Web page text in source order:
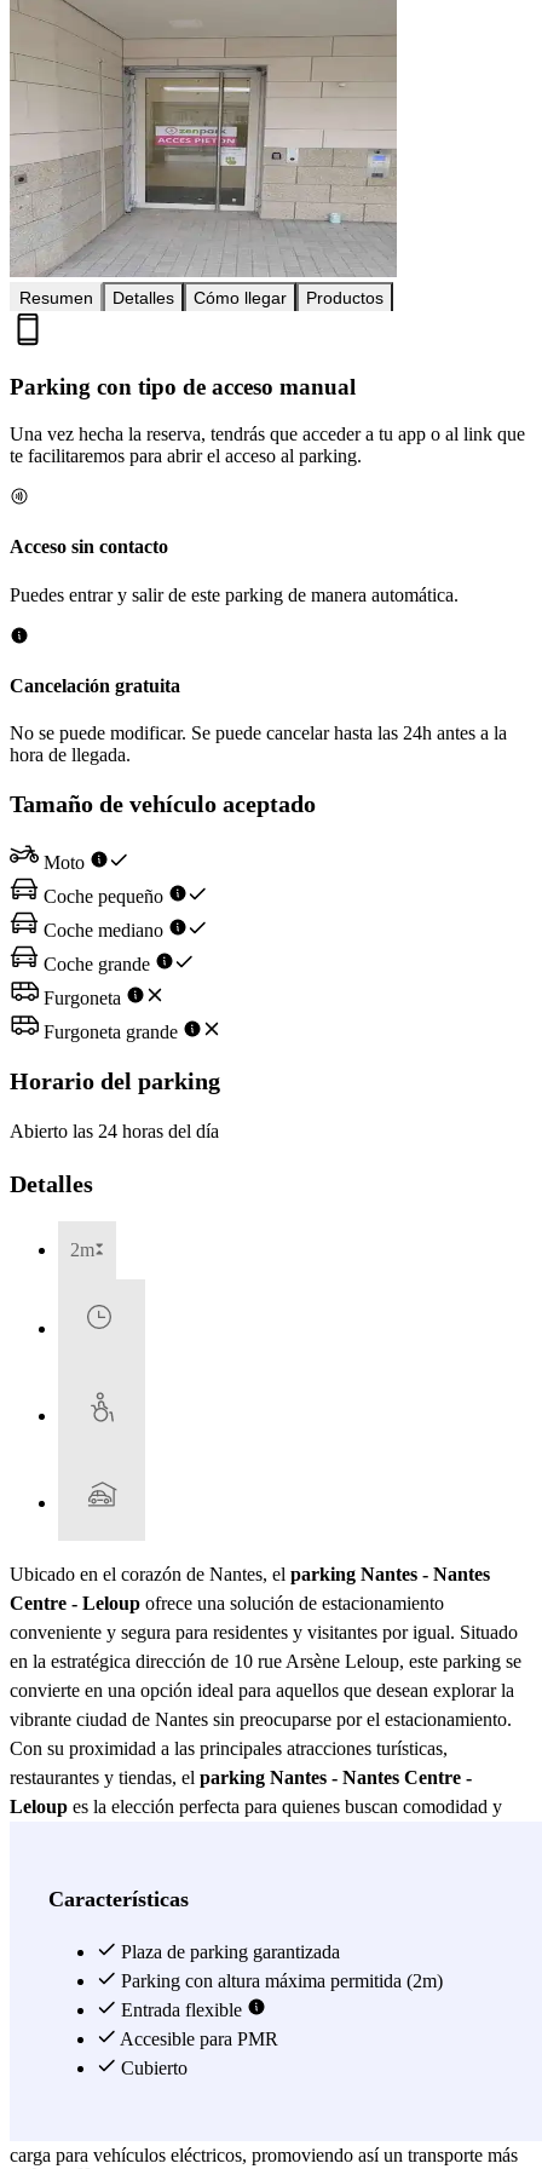
Resumen Detalles Cómo llegar Productos
Parking con tipo de acceso manual
Una vez hecha la reserva, tendrás que acceder a tu app o al link que
te facilitaremos para abrir el acceso al parking.
Acceso sin contacto
Puedes entrar y salir de este parking de manera automática.
Cancelación gratuita
No se puede modificar. Se puede cancelar hasta las 24h antes a la
hora de llegada.
Tamaño de vehículo aceptado
Moto
Coche pequeño
Coche mediano
Coche grande
Furgoneta
Furgoneta grande
Horario del parking
Abierto las 24 horas del día
Detalles
2m
Ubicado en el corazón de Nantes, el parking Nantes - Nantes
Centre - Leloup ofrece una solución de estacionamiento
conveniente y segura para residentes y visitantes por igual. Situado
en la estratégica dirección de 10 rue Arsène Leloup, este parking se
convierte en una opción ideal para aquellos que desean explorar la
vibrante ciudad de Nantes sin preocuparse por el estacionamiento.
Con su proximidad a las principales atracciones turísticas,
restaurantes y tiendas, el parking Nantes - Nantes Centre -
Leloup es la elección perfecta para quienes buscan comodidad y
seguridad. Equipado con un sistema de vigilancia las 24 horas, los 7
sus vehículos están protegidos. Además, el acceso al parking es
sencillo y rápido, gracias a su ubicación central y a las claras
señalizaciones que guían a los conductores directamente a la
entrada. Este parking también ofrece amplios espacios de
estacionamiento, lo que facilita el aparcamiento incluso en horas
carga para vehículos eléctricos, promoviendo así un transporte más
Características
Plaza de parking garantizada
Parking con altura máxima permitida (2m)
Entrada flexible
Accesible para PMR
Cubierto